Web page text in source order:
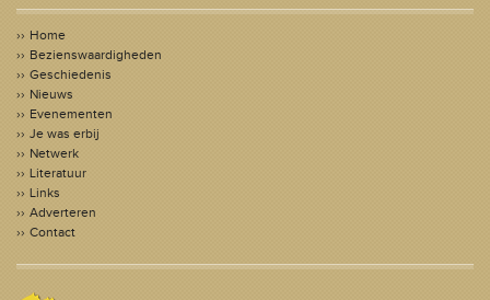
Home
Bezienswaardigheden
Geschiedenis
Nieuws
Evenementen
Je was erbij
Netwerk
Literatuur
Links
Adverteren
Contact